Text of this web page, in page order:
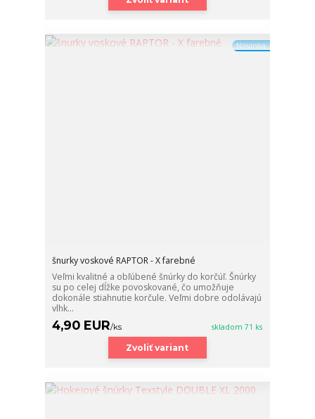
Novinka
šnurky voskové RAPTOR - X farebné
Veľmi kvalitné a obľúbené šnúrky do korčúľ. Šnúrky
su po celej dĺžke povoskované, čo umožňuje
dokonále stiahnutie korčule. Veľmi dobre odolávajú
vlhk...
4,90 EUR/ks skladom 71 ks
Zvoliť variant